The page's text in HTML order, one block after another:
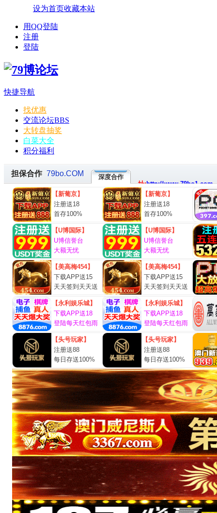
设为首页收藏本站
用QQ登陆
注册
登陆
快捷导航
找优惠
交流论坛BBS
大转盘抽奖
白菜大全
积分福利